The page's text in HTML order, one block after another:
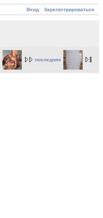
Вход Зарегистрироваться
последняя